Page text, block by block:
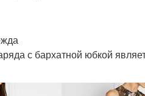
с бархатной юбкой